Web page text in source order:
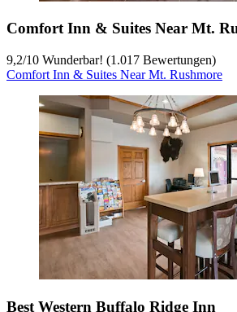
Comfort Inn & Suites Near Mt.
9,2/10 Wunderbar! (1.017 Bewertungen)
Comfort Inn & Suites Near Mt. Rushmore
Best Western Buffalo Ridge Inn